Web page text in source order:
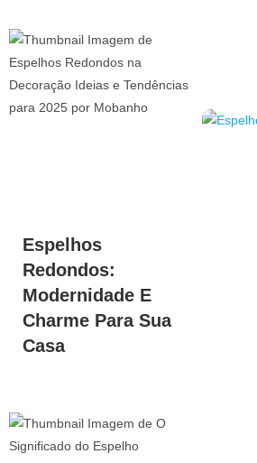
Espelhos
Redondos:
Modernidade E
Charme Para Sua
Casa